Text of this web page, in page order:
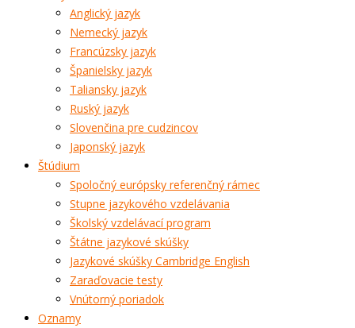
Anglický jazyk
Nemecký jazyk
Francúzsky jazyk
Španielsky jazyk
Taliansky jazyk
Ruský jazyk
Slovenčina pre cudzincov
Japonský jazyk
Štúdium
Spoločný európsky referenčný rámec
Stupne jazykového vzdelávania
Školský vzdelávací program
Štátne jazykové skúšky
Jazykové skúšky Cambridge English
Zaraďovacie testy
Vnútorný poriadok
Oznamy